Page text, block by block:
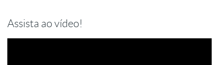
Assista ao vídeo!